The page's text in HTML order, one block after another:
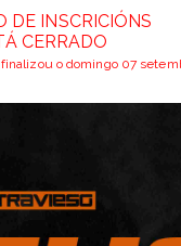
DE INSCRICIÓNS
CERRADO
o domingo 07